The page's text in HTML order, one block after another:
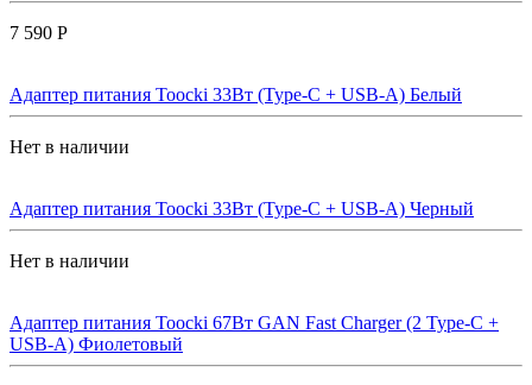
7 590 Р
Адаптер питания Toocki 33Вт (Type-C + USB-A) Белый
Нет в наличии
Адаптер питания Toocki 33Вт (Type-C + USB-A) Черный
Нет в наличии
Адаптер питания Toocki 67Вт GAN Fast Charger (2 Type-C +
USB-A) Фиолетовый